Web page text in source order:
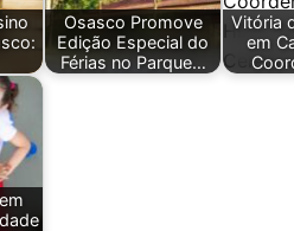
Osasco Promove
Edição Especial do
Férias no Parque…
Vitória
em